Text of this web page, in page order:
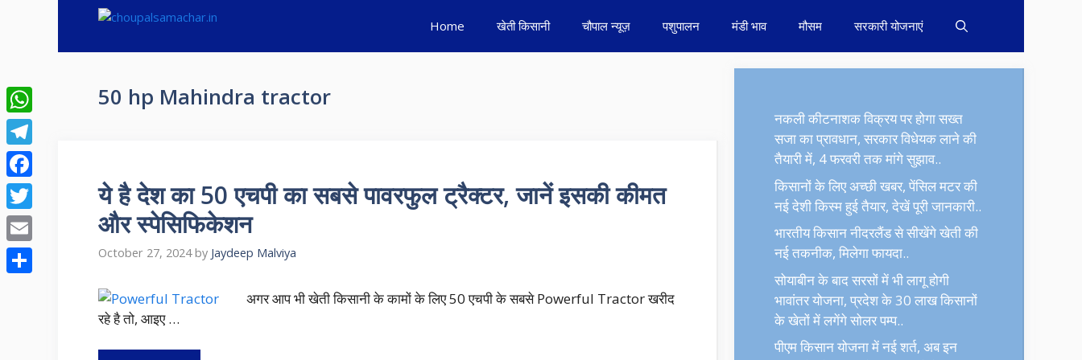
Home खेती किसानी चौपाल न्यूज़ पशुपालन मंडी भाव मौसम सरकारी योजनाएं
50 hp Mahindra tractor
ये है देश का 50 एचपी का सबसे पावरफुल ट्रैक्टर, जानें इसकी कीमत
और स्पेसिफिकेशन
October 27, 2024 by Jaydeep Malviya
अगर आप भी खेती किसानी के कामों के लिए 50 एचपी के सबसे Powerful Tractor खरीद
रहे है तो, आइए …
नकली कीटनाशक विक्रय पर होगा सख्त
सजा का प्रावधान, सरकार विधेयक लाने की
तैयारी में, 4 फरवरी तक मांगे सुझाव..
किसानों के लिए अच्छी खबर, पेंसिल मटर की
नई देशी किस्म हुई तैयार, देखें पूरी जानकारी..
भारतीय किसान नीदरलैंड से सीखेंगे खेती की
नई तकनीक, मिलेगा फायदा..
सोयाबीन के बाद सरसों में भी लागू होगी
भावांतर योजना, प्रदेश के 30 लाख किसानों
के खेतों में लगेंगे सोलर पम्प..
पीएम किसान योजना में नई शर्त, अब इन
WhatsApp
Telegram
Facebook
Twitter
Email